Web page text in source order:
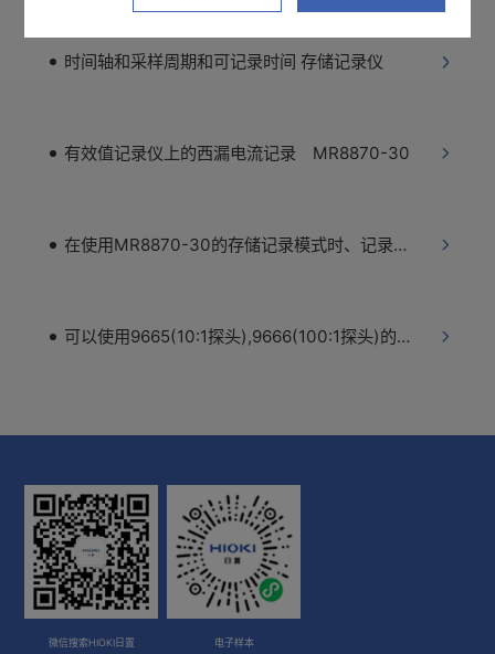
时间轴和采样周期和可记录时间 存储记录仪
有效值记录仪上的西漏电流记录 MR8870-30
在使用MR8870-30的存储记录模式时、记录长度选择为连续记录时如何向CF卡进行保存 MR8870-30
可以使用9665(10:1探头),9666(100:1探头)的存储记录仪有哪些？
微信搜索HIOKI日置 电子样本